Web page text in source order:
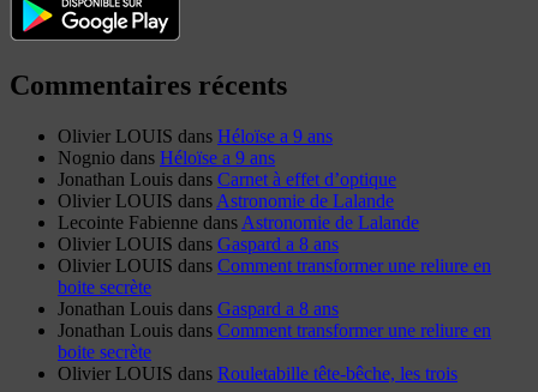
Commentaires récents
Olivier LOUIS dans Héloïse a 9 ans
Nognio dans Héloïse a 9 ans
Jonathan Louis dans Carnet à effet d’optique
Olivier LOUIS dans Astronomie de Lalande
Lecointe Fabienne dans Astronomie de Lalande
Olivier LOUIS dans Gaspard a 8 ans
Olivier LOUIS dans Comment transformer une reliure en
boite secrète
Jonathan Louis dans Gaspard a 8 ans
Jonathan Louis dans Comment transformer une reliure en
boite secrète
Olivier LOUIS dans Rouletabille tête-bêche, les trois